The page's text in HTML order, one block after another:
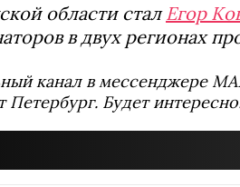
области стал Егор
в двух регионах
канал в мессенджере
Будет